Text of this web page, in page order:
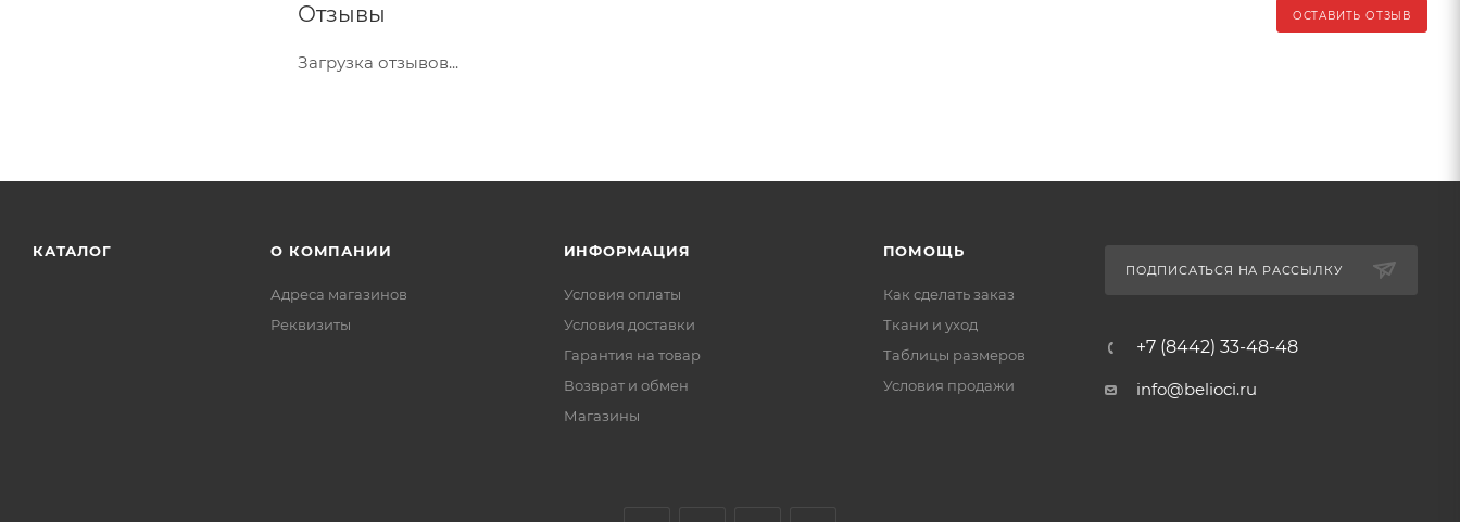
Отзывы ОСТАВИТЬ ОТЗЫВ
Загрузка отзывов...
КАТАЛОГ О КОМПАНИИ
Адреса магазинов
Реквизиты
ИНФОРМАЦИЯ
Условия оплаты
Условия доставки
Гарантия на товар
Возврат и обмен
Магазины
ПОМОЩЬ
Как сделать заказ
Ткани и уход
Таблицы размеров
Условия продажи
ПОДПИСАТЬСЯ НА РАССЫЛКУ
+7 (8442) 33-48-48
info@belioci.ru